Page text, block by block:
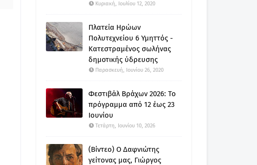
Κυριακή, Ιουλίου 12, 2020
Πλατεία Ηρώων
Πολυτεχνείου 6 Υμηττός -
Κατεστραμένος σωλήνας
δημοτικής ύδρευσης
Παρασκευή, Ιουνίου 26, 2020
Φεστιβάλ Βράχων 2026: Το
πρόγραμμα από 12 έως 23
Ιουνίου
Τετάρτη, Ιουνίου 10, 2026
(Βίντεο) Ο Δαφνιώτης
γείτονας μας, Γιώργος